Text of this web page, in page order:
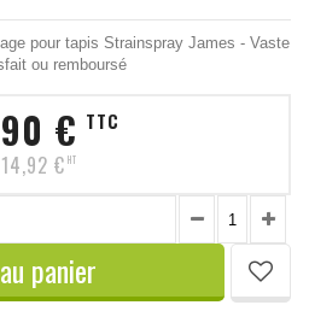
pour tapis Strainspray James - Vaste
ou remboursé
€ TTC
14,92 € HT
panier